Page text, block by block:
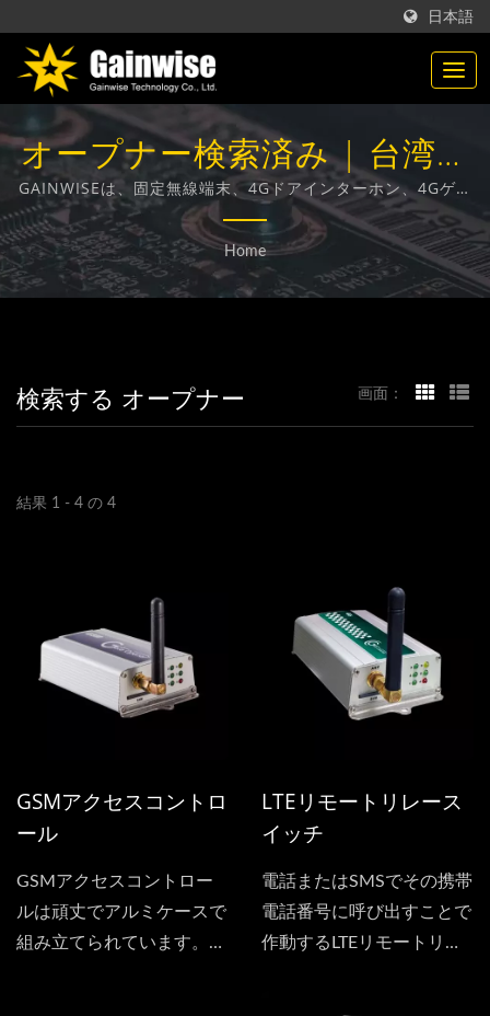
日本語
オープナー検索済み | 台湾製
の通信製品メーカー |
Gainwise Technology Co.,
Ltd.
GAINWISEは、固定無線端末、4Gドアインターホン、4Gゲー
トオープナー、4G煙感知器の設計、開発、製造に特化したメ
ーカーおよび輸出業者です。
Home
検索する オープナー 画面：
結果 1 - 4 の 4
GSMアクセスコントロ
ール
GSMアクセスコントロー
ルは頑丈でアルミケースで
組み立てられています。製
LTEリモートリレース
イッチ
電話またはSMSでその携帯
電話番号に呼び出すことで
作動するLTEリモートリレ